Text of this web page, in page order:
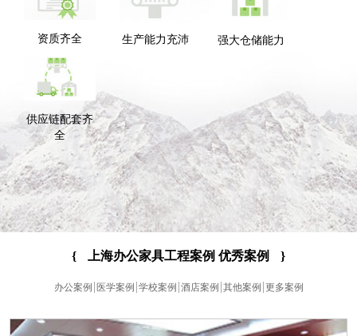
资质齐全 生产能力充沛 强大仓储能力
供应链配套齐
全
{ 上海办公家具工程案例 优秀案例 }
办公案例 医学案例 学校案例 酒店案例 其他案例 更多案例